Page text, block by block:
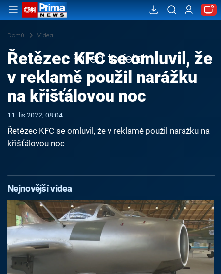
Domů Videa
Failed to fetch
Řetězec KFC se omluvil, že
v reklamě použil narážku
na křišťálovou noc
11. lis 2022, 08:04
Řetězec KFC se omluvil, že v reklamě použil narážku na
křišťálovou noc
Nejnovější videa